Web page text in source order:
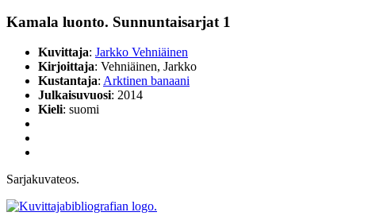
Kamala luonto. Sunnuntaisarjat 1
Kuvittaja: Jarkko Vehniäinen
Kirjoittaja: Vehniäinen, Jarkko
Kustantaja: Arktinen banaani
Julkaisuvuosi: 2014
Kieli: suomi
Sarjakuvateos.